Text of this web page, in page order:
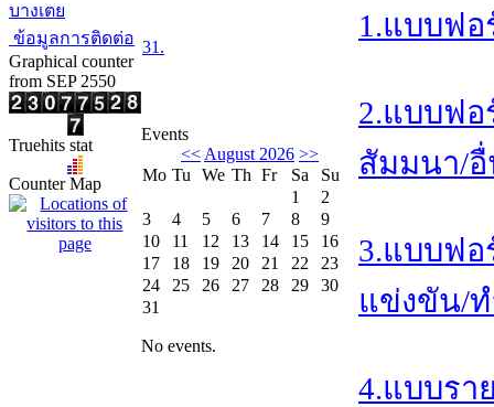
บางเตย
ข้อมูลการติดต่อ
Graphical counter
from SEP 2550
Truehits stat
Counter Map
31.
Events
<< August 2026 >>
Mo Tu We Th Fr Sa
Su
1
2
3
4 5 6 7 8
9
10
11 12 13 14 15
16
17
18 19 20 21 22
23
24
25 26 27 28 29
30
31
No events.
1.แบบฟ
2.แบบฟ
สัมมนา/
3.แบบฟอ
แข่งขัน/
4.แบบรา